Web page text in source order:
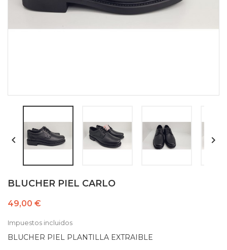
 
BLUCHER PIEL CARLO
49,00 €
Impuestos incluidos
BLUCHER PIEL PLANTILLA EXTRAIBLE